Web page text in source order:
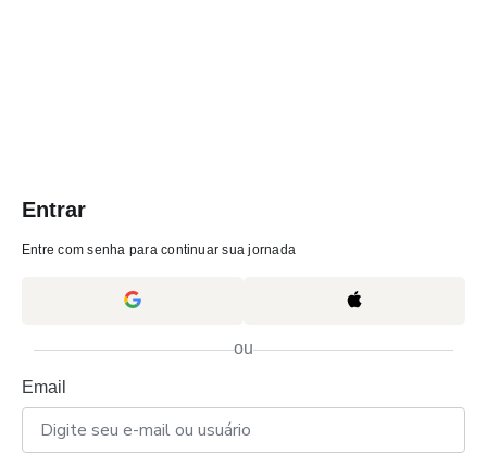
Entrar
Entre com senha para continuar sua jornada
ou
Email